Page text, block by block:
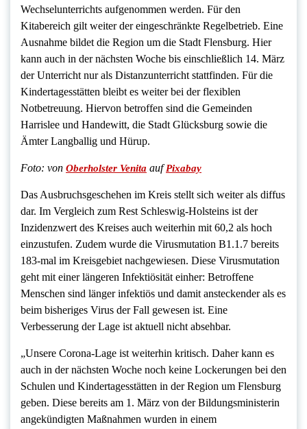
Wechselunterrichts aufgenommen werden. Für den
Kitabereich gilt weiter der eingeschränkte Regelbetrieb. Eine
Ausnahme bildet die Region um die Stadt Flensburg. Hier
kann auch in der nächsten Woche bis einschließlich 14. März
der Unterricht nur als Distanzunterricht stattfinden. Für die
Kindertagesstätten bleibt es weiter bei der flexiblen
Notbetreuung. Hiervon betroffen sind die Gemeinden
Harrislee und Handewitt, die Stadt Glücksburg sowie die
Ämter Langballig und Hürup.
Foto: von Oberholster Venita aufPixabay
Das Ausbruchsgeschehen im Kreis stellt sich weiter als diffus
dar. Im Vergleich zum Rest Schleswig-Holsteins ist der
Inzidenzwert des Kreises auch weiterhin mit 60,2 als hoch
einzustufen. Zudem wurde die Virusmutation B1.1.7 bereits
183-mal im Kreisgebiet nachgewiesen. Diese Virusmutation
geht mit einer längeren Infektiösität einher: Betroffene
Menschen sind länger infektiös und damit ansteckender als es
beim bisheriges Virus der Fall gewesen ist. Eine
Verbesserung der Lage ist aktuell nicht absehbar.
„Unsere Corona-Lage ist weiterhin kritisch. Daher kann es
auch in der nächsten Woche noch keine Lockerungen bei den
Schulen und Kindertagesstätten in der Region um Flensburg
geben. Diese bereits am 1. März von der Bildungsministerin
angekündigten Maßnahmen wurden in einem